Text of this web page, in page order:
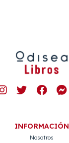
INFORMACIÓN
Nosotros